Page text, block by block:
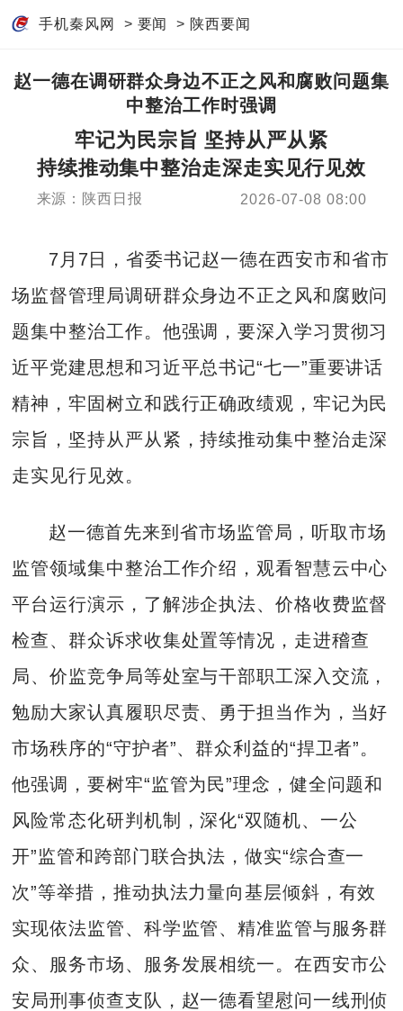
手机秦风网 > 要闻 > 陕西要闻
赵一德在调研群众身边不正之风和腐败问题集
中整治工作时强调
牢记为民宗旨 坚持从严从紧
持续推动集中整治走深走实见行见效
来源：陕西日报 2026-07-08 08:00
7月7日，省委书记赵一德在西安市和省市
场监督管理局调研群众身边不正之风和腐败问
题集中整治工作。他强调，要深入学习贯彻习
近平党建思想和习近平总书记“七一”重要讲话
精神，牢固树立和践行正确政绩观，牢记为民
宗旨，坚持从严从紧，持续推动集中整治走深
走实见行见效。
赵一德首先来到省市场监管局，听取市场
监管领域集中整治工作介绍，观看智慧云中心
平台运行演示，了解涉企执法、价格收费监督
检查、群众诉求收集处置等情况，走进稽查
局、价监竞争局等处室与干部职工深入交流，
勉励大家认真履职尽责、勇于担当作为，当好
市场秩序的“守护者”、群众利益的“捍卫者”。
他强调，要树牢“监管为民”理念，健全问题和
风险常态化研判机制，深化“双随机、一公
开”监管和跨部门联合执法，做实“综合查一
次”等举措，推动执法力量向基层倾斜，有效
实现依法监管、科学监管、精准监管与服务群
众、服务市场、服务发展相统一。在西安市公
安局刑事侦查支队，赵一德看望慰问一线刑侦